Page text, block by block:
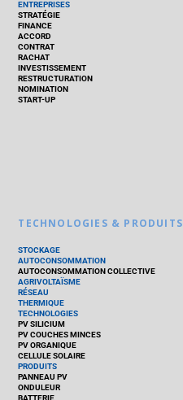
ENTREPRISES
STRATÉGIE
FINANCE
ACCORD
CONTRAT
RACHAT
INVESTISSEMENT
RESTRUCTURATION
NOMINATION
START-UP
TECHNOLOGIES & PRODUITS
STOCKAGE
AUTOCONSOMMATION
AUTOCONSOMMATION COLLECTIVE
AGRIVOLTAÏSME
RÉSEAU
THERMIQUE
TECHNOLOGIES
PV SILICIUM
PV COUCHES MINCES
PV ORGANIQUE
CELLULE SOLAIRE
PRODUITS
PANNEAU PV
ONDULEUR
BATTERIE